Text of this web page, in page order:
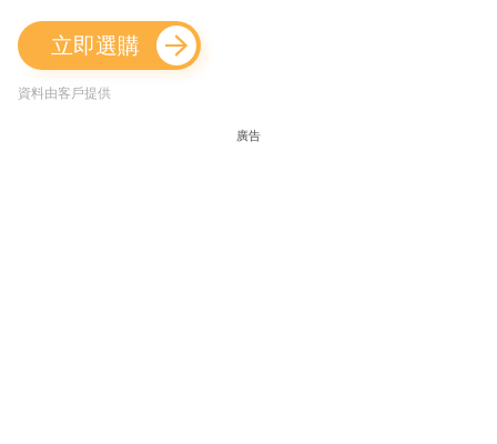
立即選購
資料由客戶提供
廣告